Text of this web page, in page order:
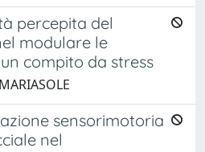
percepita del
modulare le
compito da stress
sensorimotoria
nel